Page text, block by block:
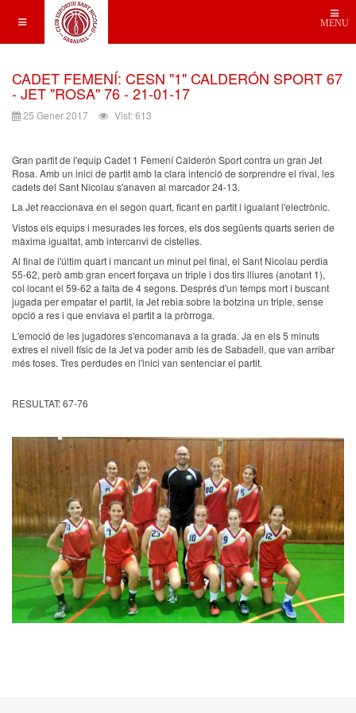
MENU
CADET FEMENÍ: CESN "1" CALDERÓN SPORT 67
- JET "ROSA" 76 - 21-01-17
25 Gener 2017 Vist: 613
Gran partit de l'equip Cadet 1 Femení Calderón Sport contra un gran Jet
Rosa. Amb un inici de partit amb la clara intenció de sorprendre el rival, les
cadets del Sant Nicolau s'anaven al marcador 24-13.
La Jet reaccionava en el segon quart, ficant en partit i igualant l'electrònic.
Vistos els equips i mesurades les forces, els dos següents quarts serien de
màxima igualtat, amb intercanvi de cistelles.
Al final de l'últim quart i mancant un minut pel final, el Sant Nicolau perdia
55-62, però amb gran encert forçava un triple i dos tirs lliures (anotant 1),
col·locant el 59-62 a falta de 4 segons. Després d'un temps mort i buscant
jugada per empatar el partit, la Jet rebia sobre la botzina un triple, sense
opció a res i que enviava el partit a la pròrroga.
L'emoció de les jugadores s'encomanava a la grada. Ja en els 5 minuts
extres el nivell físic de la Jet va poder amb les de Sabadell, que van arribar
més foses. Tres perdudes en l'inici van sentenciar el partit.
RESULTAT: 67-76